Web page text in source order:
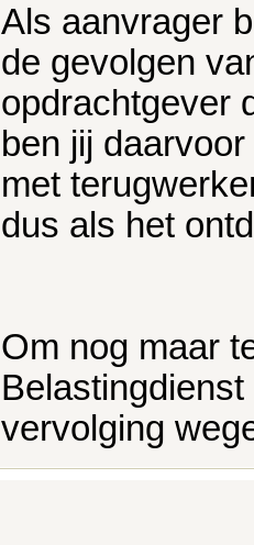
Als aanvrager
de gevolgen
opdrachtgever
ben jij
met
dus als het
Om nog maar
vervolging